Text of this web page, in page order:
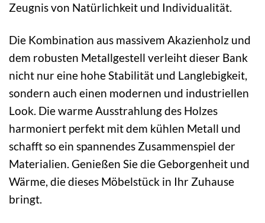
Zeugnis von Natürlichkeit und Individualität.
Die Kombination aus massivem Akazienholz und
dem robusten Metallgestell verleiht dieser Bank
nicht nur eine hohe Stabilität und Langlebigkeit,
sondern auch einen modernen und industriellen
Look. Die warme Ausstrahlung des Holzes
harmoniert perfekt mit dem kühlen Metall und
schafft so ein spannendes Zusammenspiel der
Materialien. Genießen Sie die Geborgenheit und
Wärme, die dieses Möbelstück in Ihr Zuhause
bringt.